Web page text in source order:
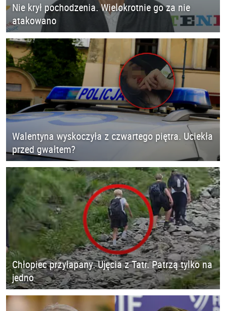
Nie krył pochodzenia. Wielokrotnie go za nie
atakowano
Walentyna wyskoczyła z czwartego piętra. Uciekła
przed gwałtem?
Chłopiec przyłapany. Ujęcia z Tatr. Patrzą tylko na
jedno